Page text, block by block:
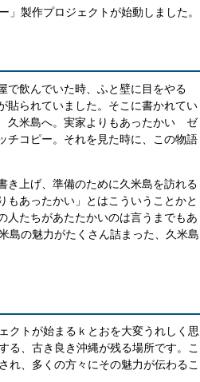
製作プロジェクトが始動しました。
で飲んでいた時、ふと壁に目をやる
貼られていました。そこに書かれてい
久米島へ。実家よりもあったかい ゼ
チコピー。それを見た時に、この物語
き上げ、準備のために久米島を訪れる
もあったかい」とはこういうことかと
人たちがあたたかいのは言うまでもあ
島の魅力がたくさん詰まった、久米島
クトが始まるｋとおを大変うれしく思
る、古き良き沖縄が残る場所です。こ
れ、多くの方々にその魅力が伝わるこ